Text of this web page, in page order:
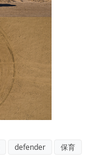
defender 保育